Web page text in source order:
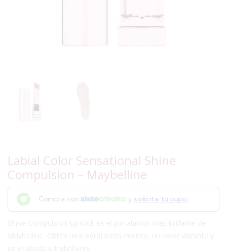
Labial Color Sensational Shine
Compulsion – Maybelline
Compra con y solicita tu cupo.